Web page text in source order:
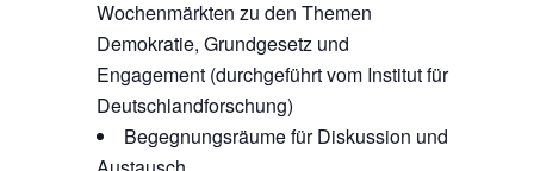
Wochenmärkten zu den Themen
Demokratie, Grundgesetz und
Engagement (durchgeführt vom Institut für
Deutschlandforschung)
Begegnungsräume für Diskussion und